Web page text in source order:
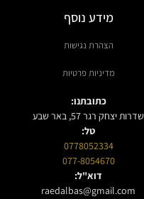
מידע נוסף
הצהרת נגישות
מדיניות פרטיות
כתובתנו:
שדרות יצחק רגר 57, באר שבע
טל:
0778052334
077-8054670
דוא"ל:
raedalbas@gmail.com